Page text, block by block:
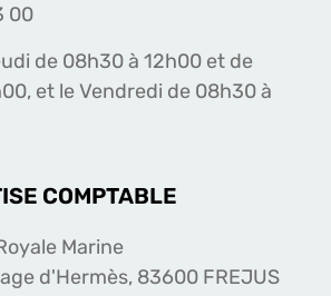
00
de 08h30 à 12h00 et de
et le Vendredi de 08h30 à
COMPTABLE
Marine
d'Hermès, 83600 FREJUS